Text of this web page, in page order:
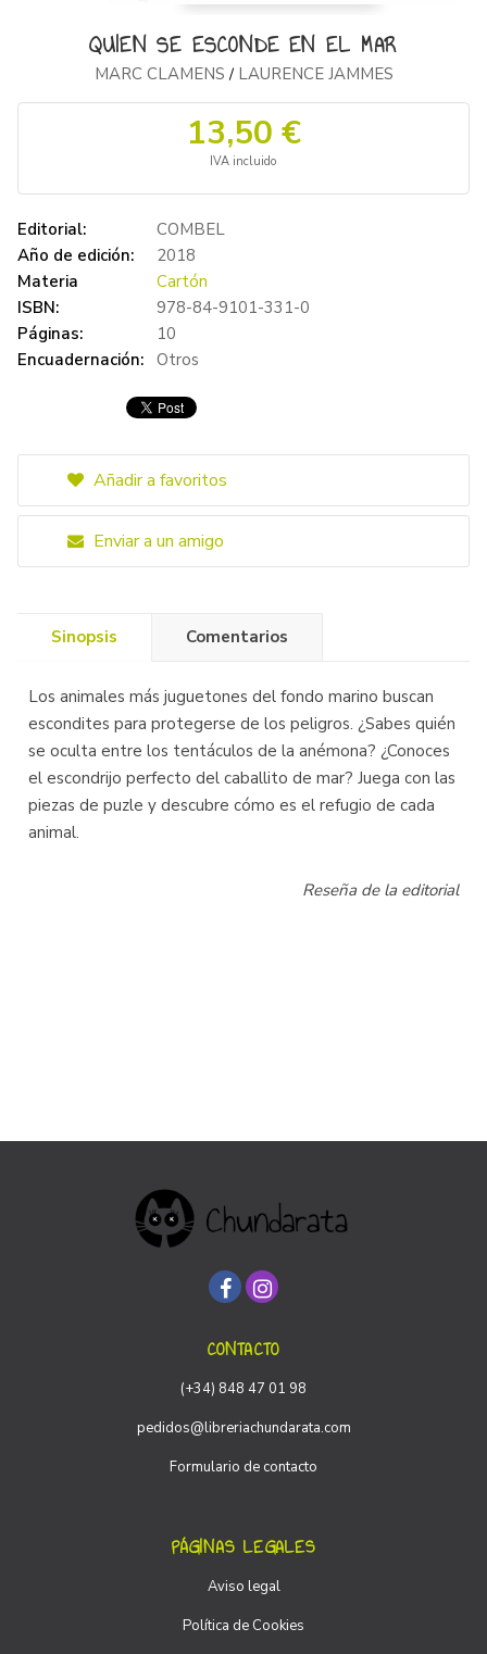
QUIEN SE ESCONDE EN EL MAR
MARC CLAMENS / LAURENCE JAMMES
13,50 €
IVA incluido
Editorial:
COMBEL
Año de edición:
2018
Materia
Cartón
ISBN:
978-84-9101-331-0
Páginas:
10
Encuadernación: Otros
Añadir a favoritos
Enviar a un amigo
Sinopsis Comentarios
Los animales más juguetones del fondo marino buscan
escondites para protegerse de los peligros. ¿Sabes quién
se oculta entre los tentáculos de la anémona? ¿Conoces
el escondrijo perfecto del caballito de mar? Juega con las
piezas de puzle y descubre cómo es el refugio de cada
animal.
Reseña de la editorial
CONTACTO
(+34) 848 47 01 98
pedidos@libreriachundarata.com
Formulario de contacto
PÁGINAS LEGALES
Aviso legal
Política de Cookies